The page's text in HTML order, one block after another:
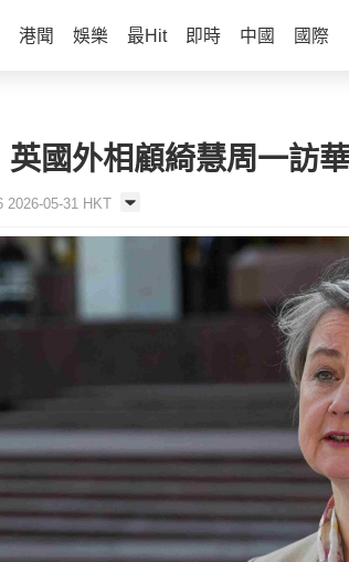
港聞 娛樂 最Hit 即時 中國 國際
英國外相顧綺慧周一訪華
2026-05-31 HKT